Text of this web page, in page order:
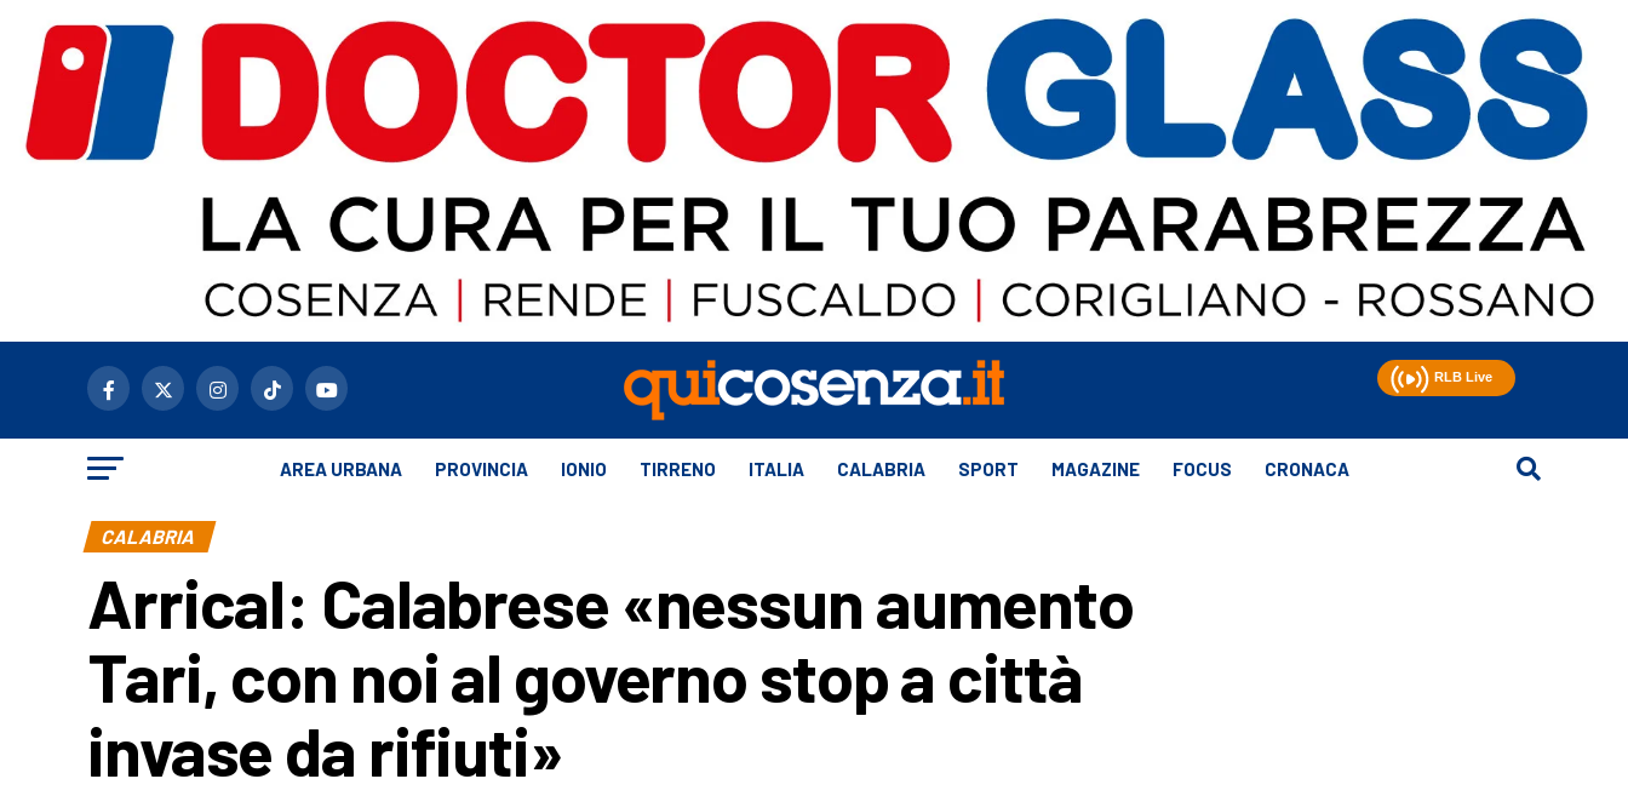
AREA URBANA PROVINCIA IONIO TIRRENO ITALIA CALABRIA SPORT MAGAZINE FOCUS CRONACA
CALABRIA
Arrical: Calabrese «nessun aumento
Tari, con noi al governo stop a città
invase da rifiuti»